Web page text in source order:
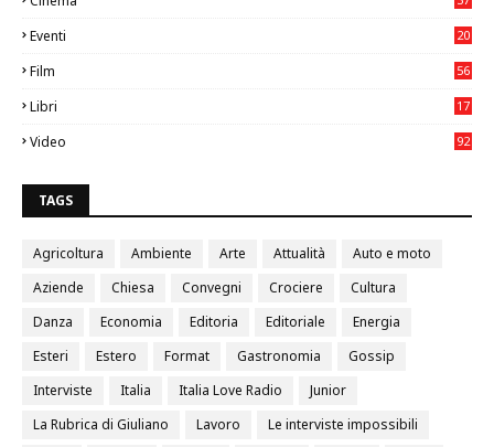
Eventi
20
Film
56
Libri
17
Video
92
TAGS
Agricoltura Ambiente Arte Attualità
Auto e moto
Aziende
Chiesa Convegni Crociere
Cultura
Danza
Economia Editoria Editoriale
Energia
Esteri
Estero Format Gastronomia
Gossip
Interviste
Italia Italia Love Radio
Junior
La Rubrica di Giuliano
Lavoro
Le interviste impossibili